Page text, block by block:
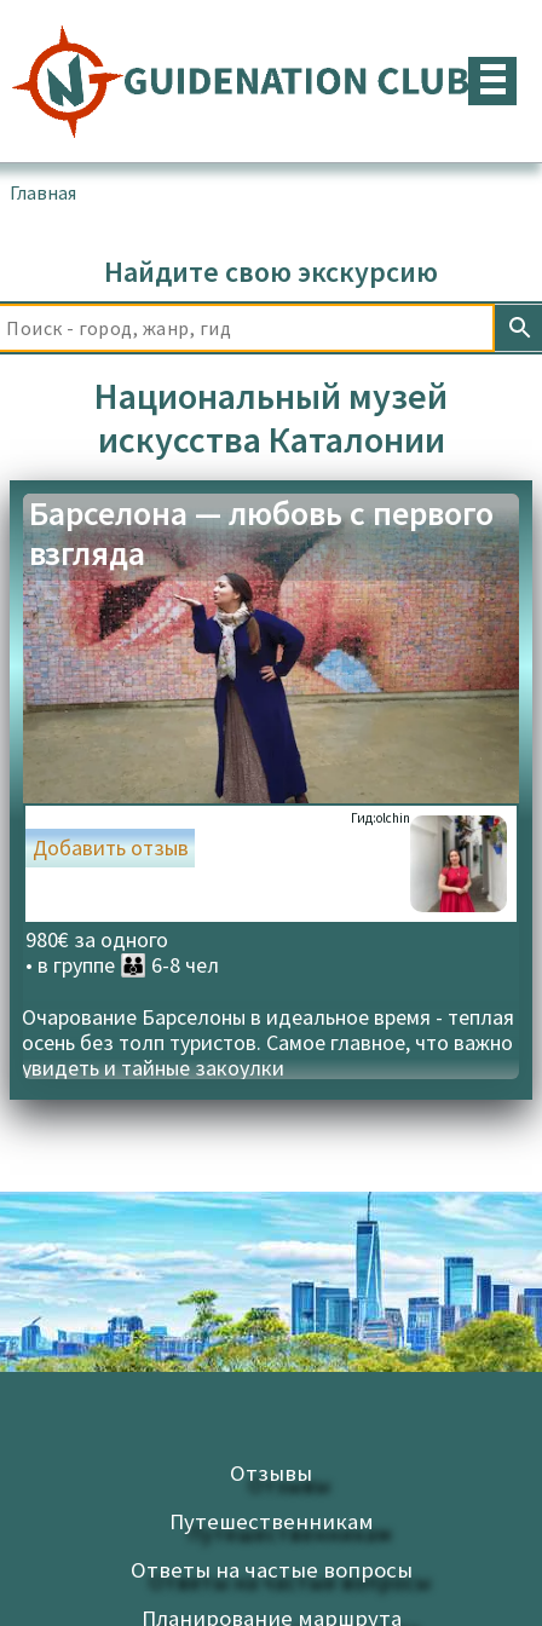
содержимому
Главная
Найдите свою экскурсию
Национальный музей
искусства Каталонии
Барселона — любовь с первого
взгляда
Гид:olchin
980€ за одного
• в группе 👪 6-8 чел
Добавить отзыв
Очарование Барселоны в идеальное время - теплая
осень без толп туристов. Самое главное, что важно
увидеть и тайные закоулки
Отзывы
Путешественникам
Ответы на частые вопросы
Планирование маршрута